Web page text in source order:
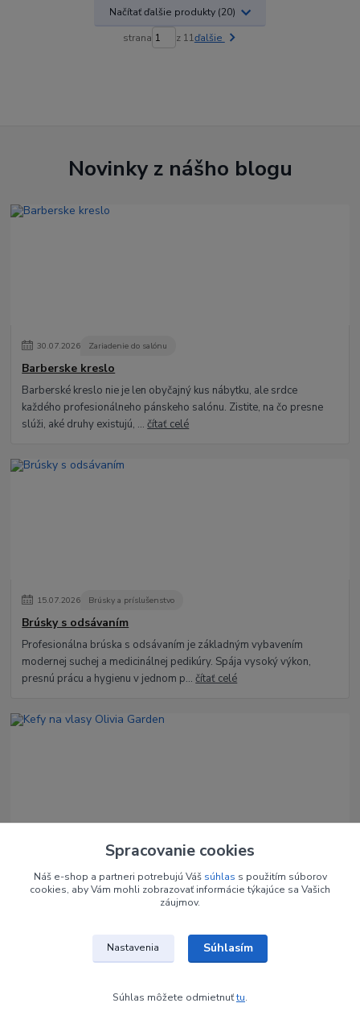
Načítať ďalšie produkty (20)
strana z 11ďalšie
Novinky z nášho blogu
30.07.2026 Zariadenie do salónu
Barberske kreslo
Barberské kreslo nie je len obyčajný kus nábytku, ale srdce
každého profesionálneho pánskeho salónu. Zistite, na čo presne
slúži, aké druhy existujú, ...čítať celé
15.07.2026 Brúsky a príslušenstvo
Brúsky s odsávaním
Profesionálna brúska s odsávaním je základným vybavením
modernej suchej a medicinálnej pedikúry. Spája vysoký výkon,
presnú prácu a hygienu v jednom p...čítať celé
Starostlivosť o vlasy
Kefy na vlasy Olivia Garden
Olivia Garden Fingerbrush je profesionálna kefa na vlasy, ktorá
čítať celé
Spracovanie cookies
Náš e-shop a partneri potrebujú Váš súhlas s použitím súborov
cookies, aby Vám mohli zobrazovať informácie týkajúce sa Vašich
záujmov.
Nastavenia Súhlasím
Súhlas môžete odmietnuťtu.